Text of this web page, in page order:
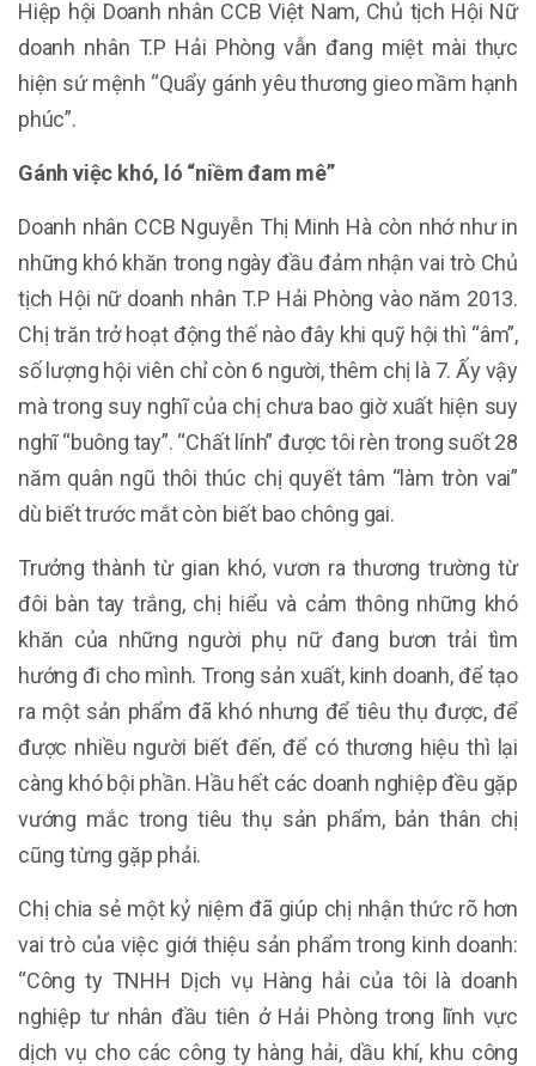
Hiệp hội Doanh nhân CCB Việt Nam, Chủ tịch Hội Nữ
doanh nhân T.P Hải Phòng vẫn đang miệt mài thực
hiện sứ mệnh “Quẩy gánh yêu thương gieo mầm hạnh
phúc”.
Gánh việc khó, ló “niềm đam mê”
Doanh nhân CCB Nguyễn Thị Minh Hà còn nhớ như in
những khó khăn trong ngày đầu đảm nhận vai trò Chủ
tịch Hội nữ doanh nhân T.P Hải Phòng vào năm 2013.
Chị trăn trở hoạt động thế nào đây khi quỹ hội thì “âm”,
số lượng hội viên chỉ còn 6 người, thêm chị là 7. Ấy vậy
mà trong suy nghĩ của chị chưa bao giờ xuất hiện suy
nghĩ “buông tay”. “Chất lính” được tôi rèn trong suốt 28
năm quân ngũ thôi thúc chị quyết tâm “làm tròn vai”
dù biết trước mắt còn biết bao chông gai.
Trưởng thành từ gian khó, vươn ra thương trường từ
đôi bàn tay trắng, chị hiểu và cảm thông những khó
khăn của những người phụ nữ đang bươn trải tìm
hướng đi cho mình. Trong sản xuất, kinh doanh, để tạo
ra một sản phẩm đã khó nhưng để tiêu thụ được, để
được nhiều người biết đến, để có thương hiệu thì lại
càng khó bội phần. Hầu hết các doanh nghiệp đều gặp
vướng mắc trong tiêu thụ sản phẩm, bản thân chị
cũng từng gặp phải.
Chị chia sẻ một kỷ niệm đã giúp chị nhận thức rõ hơn
vai trò của việc giới thiệu sản phẩm trong kinh doanh:
“Công ty TNHH Dịch vụ Hàng hải của tôi là doanh
nghiệp tư nhân đầu tiên ở Hải Phòng trong lĩnh vực
dịch vụ cho các công ty hàng hải, dầu khí, khu công